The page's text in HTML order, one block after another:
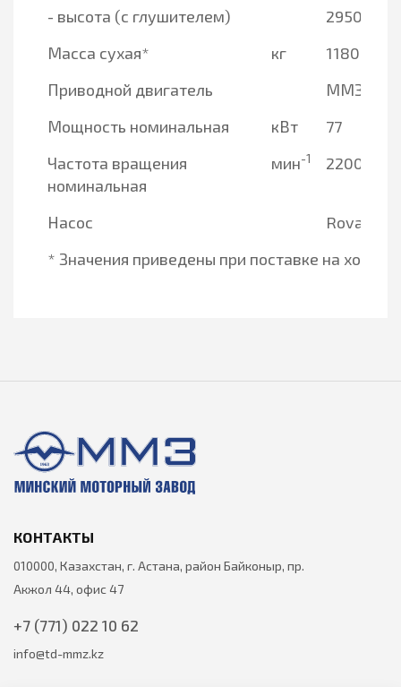
- высота (с глушителем)
2950
Масса сухая*
кг
1180
Приводной двигатель
ММЗ
Мощность номинальная
кВт
77
Частота вращения
номинальная
мин-1 2200
Насос
Rovatti
* Значения приведены при поставке на
КОНТАКТЫ
010000, Казахстан, г. Астана, район Байконыр, пр.
Акжол 44, офис 47
+7 (771) 022 10 62
info@td-mmz.kz